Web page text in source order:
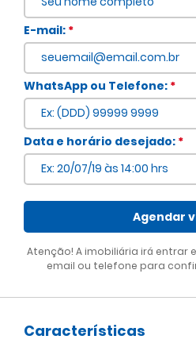
E-mail: *
WhatsApp ou Telefone: *
Data e horário desejado: *
Agendar
Atenção! A imobiliária irá
email ou telefone para
Voltar
Características